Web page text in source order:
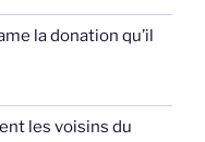
la donation qu’il
les voisins du